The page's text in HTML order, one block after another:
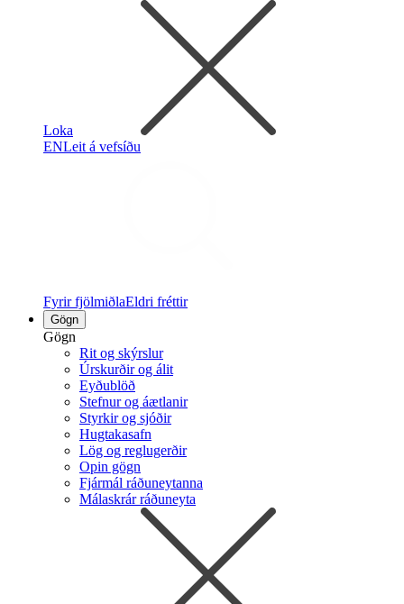
Loka
ENLeit á vefsíðu
Fyrir fjölmiðlaEldri fréttir
Gögn
Gögn
Rit og skýrslur
Úrskurðir og álit
Eyðublöð
Stefnur og áætlanir
Styrkir og sjóðir
Hugtakasafn
Lög og reglugerðir
Opin gögn
Fjármál ráðuneytanna
Málaskrár ráðuneyta